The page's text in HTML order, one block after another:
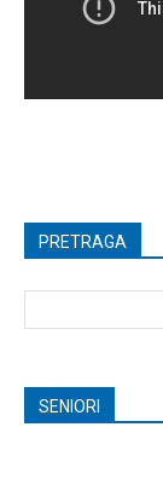
PRETRAGA
SENIORI